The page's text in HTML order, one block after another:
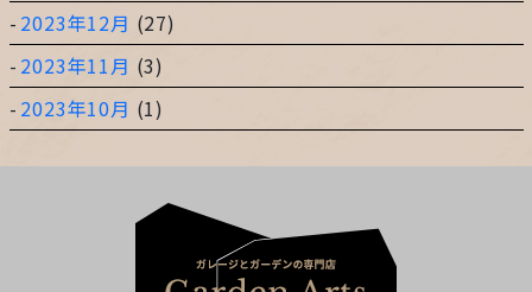
2023年12月 (27)
2023年11月 (3)
2023年10月 (1)